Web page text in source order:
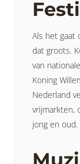
Als het gaat
dat groots.
van
Koning
Nederland
vrijmarkten,
jong en oud.